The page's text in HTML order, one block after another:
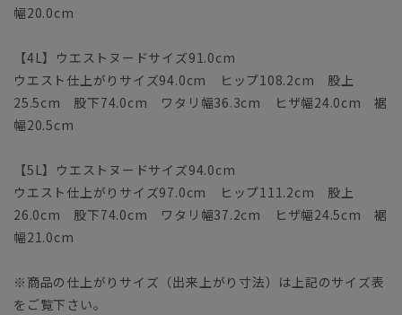
幅20.0cm
【4L】ウエストヌードサイズ91.0cm
ウエスト仕上がりサイズ94.0cm ヒップ108.2cm 股上
25.5cm 股下74.0cm ワタリ幅36.3cm ヒザ幅24.0cm 裾
幅20.5cm
【5L】ウエストヌードサイズ94.0cm
ウエスト仕上がりサイズ97.0cm ヒップ111.2cm 股上
26.0cm 股下74.0cm ワタリ幅37.2cm ヒザ幅24.5cm 裾
幅21.0cm
※商品の仕上がりサイズ（出来上がり寸法）は上記のサイズ表
をご覧下さい。